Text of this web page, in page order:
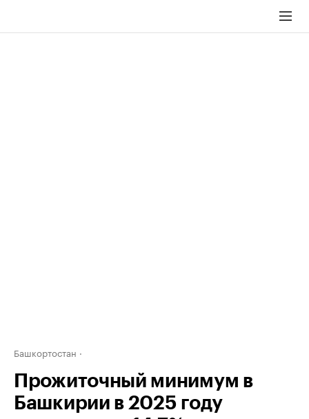
Башкортостан
Прожиточный минимум в
Башкирии в 2025 году